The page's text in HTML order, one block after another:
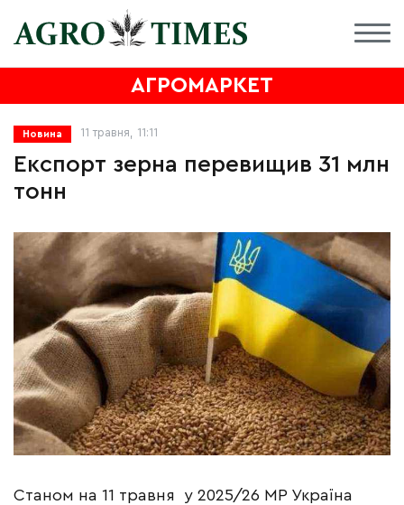
АГРОМАРКЕТ
Новина 11 травня, 11:11
Експорт зерна перевищив 31 млн
тонн
Станом на 11 травня у 2025/26 МР Україна